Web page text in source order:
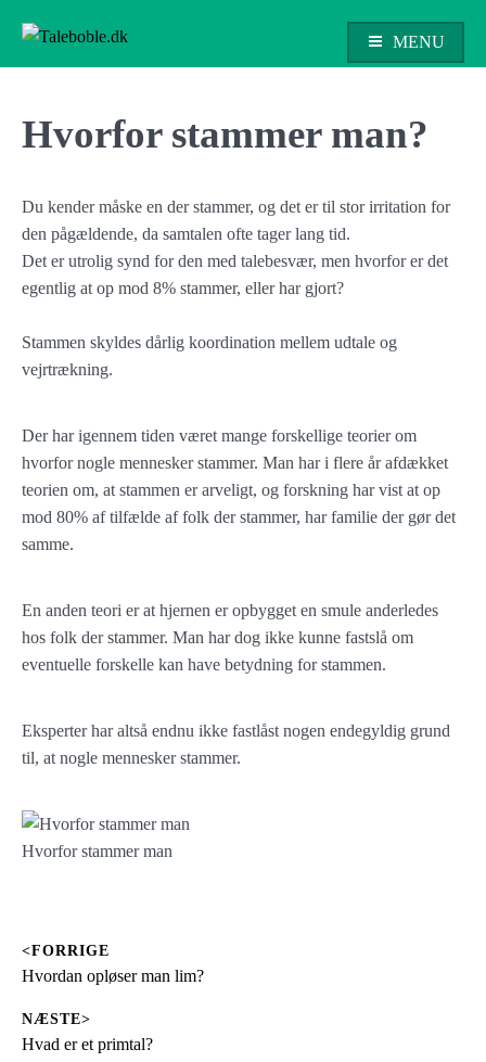
contentTaleboble.dk
MENU
Hvorfor stammer man?
Du kender måske en der stammer, og det er til stor irritation for
den pågældende, da samtalen ofte tager lang tid.
Det er utrolig synd for den med talebesvær, men hvorfor er det
egentlig at op mod 8% stammer, eller har gjort?
Stammen skyldes dårlig koordination mellem udtale og
vejrtrækning.
Der har igennem tiden været mange forskellige teorier om
hvorfor nogle mennesker stammer. Man har i flere år afdækket
teorien om, at stammen er arveligt, og forskning har vist at op
mod 80% af tilfælde af folk der stammer, har familie der gør det
samme.
En anden teori er at hjernen er opbygget en smule anderledes
hos folk der stammer. Man har dog ikke kunne fastslå om
eventuelle forskelle kan have betydning for stammen.
Eksperter har altså endnu ikke fastlåst nogen endegyldig grund
til, at nogle mennesker stammer.
Hvorfor stammer man
Indlægsnavigation
<FORRIGE
Previous
Hvordan opløser man lim?
NÆSTE>
Next
Hvad er et primtal?